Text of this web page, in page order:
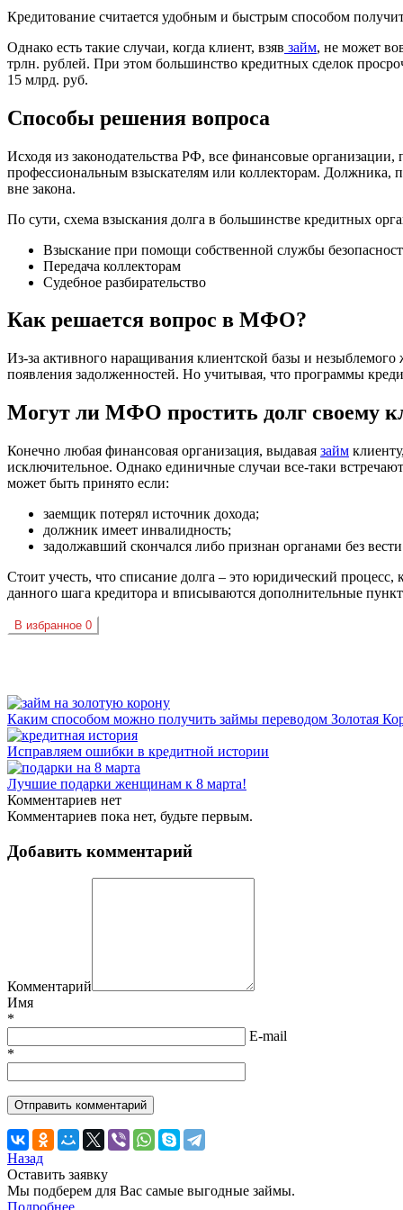
Кредитование считается удобным и быстрым способом
Однако есть такие случаи, когда клиент, взяв займ, не может
трлн. рублей. При этом большинство кредитных сделок
15 млрд. руб.
Способы решения вопроса
Исходя из законодательства РФ, все финансовые
профессиональным взыскателям или коллекторам. Должника,
вне закона.
По сути, схема взыскания долга в большинстве кредитных
Взыскание при помощи собственной службы
Передача коллекторам
Судебное разбирательство
Как решается вопрос в МФО?
Из-за активного наращивания клиентской базы и
появления задолженностей. Но учитывая, что программы
Могут ли МФО простить долг своему
Конечно любая финансовая организация, выдавая займ
исключительное. Однако единичные случаи все-таки
может быть принято если:
заемщик потерял источник дохода;
должник имеет инвалидность;
задолжавший скончался либо признан органами без
Стоит учесть, что списание долга – это юридический
данного шага кредитора и вписываются дополнительные
В избранное 0
Каким способом можно получить займы переводом Золотая
Исправляем ошибки в кредитной истории
Лучшие подарки женщинам к 8 марта!
Комментариев нет
Комментариев пока нет, будьте первым.
Добавить комментарий
Комментарий
Имя
*
E-mail
*
Назад
Оставить заявку
Мы подберем для Вас самые выгодные займы.